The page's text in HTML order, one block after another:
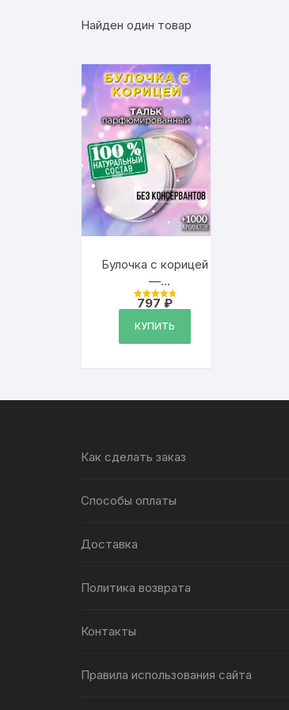
Найден один товар
Булочка с корицей
—
ароматизированный
тальк для тела
Оценка
797 ₽
КУПИТЬ
Как сделать заказ
Способы оплаты
Доставка
Политика возврата
Контакты
Правила использования сайта